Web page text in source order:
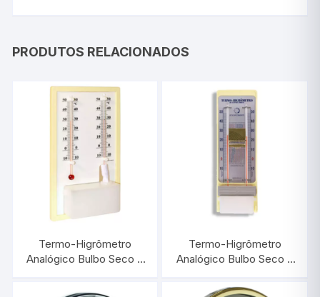
PRODUTOS RELACIONADOS
Termo-Higrômetro
Analógico Bulbo Seco e
5195.03.0.00
Termo-Higrômetro
Analógico Bulbo Seco e
5203.03.0.00